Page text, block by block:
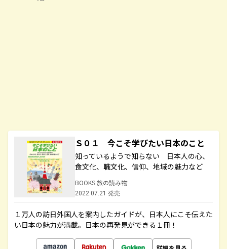
Ｓ０１ 今こそ学びたい日本のこと
知っているようで知らない 日本人の心、
食文化、職文化、信仰、地域の魅力など
BOOKS 旅の読み物
2022.07.21 発売
１万人の訪日外国人を案内したガイドが、日本人にこそ伝えた
い日本の魅力が満載。日本の再発見ができる１冊！